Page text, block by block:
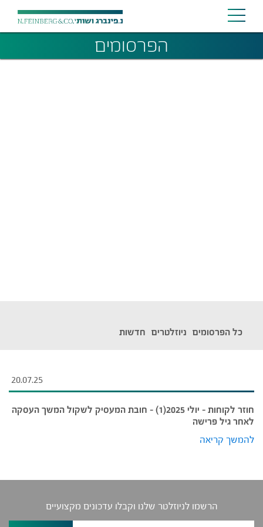
הפרסומים
כל הפרסומים ניוזלטרים חדשות
20.07.25
חוזר לקוחות – יולי 2025(1) – חובת המעסיק לשקול המשך העסקה
לאחר גיל פרישה
להמשך קריאה
הרשמו לניוזלטר שלנו וקבלו עדכונים מקצועיים